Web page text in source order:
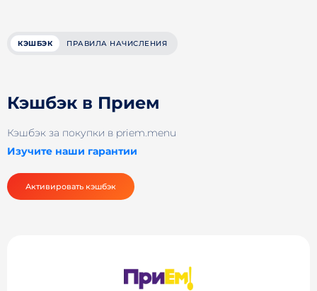
КЭШБЭК ПРАВИЛА НАЧИСЛЕНИЯ
Кэшбэк в Прием
Кэшбэк за покупки в priem.menu
Изучите наши гарантии
Активировать кэшбэк